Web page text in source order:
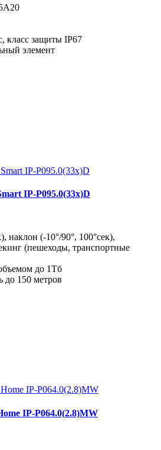
класс защиты IР67
элемент
IP-P095.0(33x)D
наклон (-10°/90°, 100°сек),
(пешеходы, транспортные
до 1Тб
до 150 метров
IP-P064.0(2.8)MW